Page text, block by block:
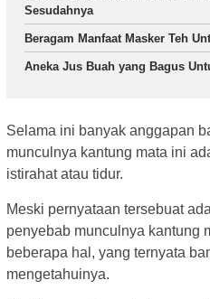
Sesudahnya
Beragam Manfaat Masker Teh
Aneka Jus Buah yang Bagus
Selama ini banyak anggapan
munculnya kantung mata ini
istirahat atau tidur.
Meski pernyataan tersebuat
penyebab munculnya kantung
beberapa hal, yang ternyata
mengetahuinya.